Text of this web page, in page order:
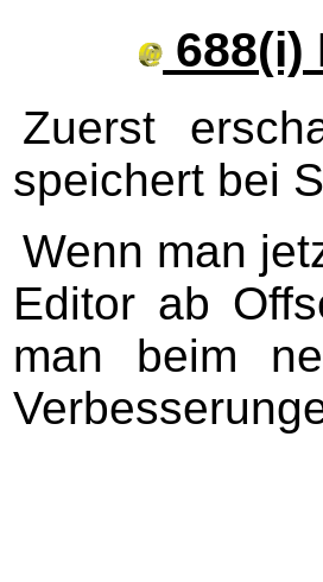
688(i)
Zuerst
speichert bei
Wenn man
Editor ab
man beim